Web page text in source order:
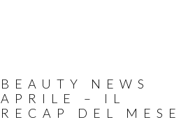
BEAUTY NEWS
APRILE – IL
RECAP DEL MESE